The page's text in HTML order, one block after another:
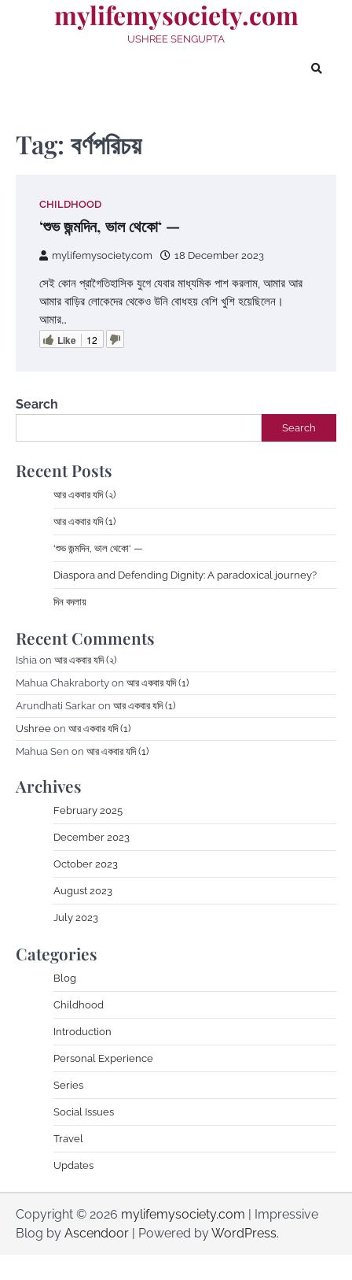
mylifemysociety.com
USHREE SENGUPTA
Tag: বর্ণপরিচয়
CHILDHOOD
‘শুভ জন্মদিন, ভাল থেকো‘ —
mylifemysociety.com 18 December 2023
সেই কোন প্রাগৈতিহাসিক যুগে যেবার মাধ্যমিক পাশ করলাম, আমার আর
আমার বাড়ির লোকেদের থেকেও উনি বোধহয় বেশি খুশি হয়েছিলেন।
আমার…
Like 12
Search
Search
Recent Posts
আর একবার যদি (২)
আর একবার যদি (1)
‘শুভ জন্মদিন, ভাল থেকো‘ —
Diaspora and Defending Dignity: A paradoxical journey?
দিন বদলায়
Recent Comments
Ishia on আর একবার যদি (২)
Mahua Chakraborty on আর একবার যদি (1)
Arundhati Sarkar on আর একবার যদি (1)
Ushree on আর একবার যদি (1)
Mahua Sen on আর একবার যদি (1)
Archives
February 2025
December 2023
October 2023
August 2023
July 2023
Categories
Blog
Childhood
Introduction
Personal Experience
Series
Social Issues
Travel
Updates
Copyright © 2026 mylifemysociety.com | Impressive
Blog by Ascendoor | Powered byWordPress.